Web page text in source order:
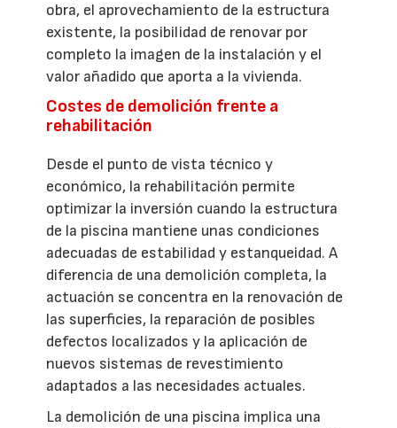
obra, el aprovechamiento de la estructura
existente, la posibilidad de renovar por
completo la imagen de la instalación y el
valor añadido que aporta a la vivienda.
Costes de demolición frente a
rehabilitación
Desde el punto de vista técnico y
económico, la rehabilitación permite
optimizar la inversión cuando la estructura
de la piscina mantiene unas condiciones
adecuadas de estabilidad y estanqueidad. A
diferencia de una demolición completa, la
actuación se concentra en la renovación de
las superficies, la reparación de posibles
defectos localizados y la aplicación de
nuevos sistemas de revestimiento
adaptados a las necesidades actuales.
La demolición de una piscina implica una